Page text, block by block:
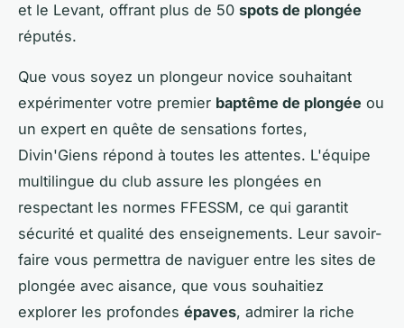
et le Levant, offrant plus de 50 spots de plongée
réputés.
Que vous soyez un plongeur novice souhaitant
expérimenter votre premier baptême de plongée ou
un expert en quête de sensations fortes,
Divin'Giens répond à toutes les attentes. L'équipe
multilingue du club assure les plongées en
respectant les normes FFESSM, ce qui garantit
sécurité et qualité des enseignements. Leur savoir-
faire vous permettra de naviguer entre les sites de
plongée avec aisance, que vous souhaitiez
explorer les profondes épaves, admirer la riche